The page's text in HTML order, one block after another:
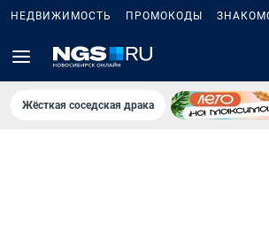
НЕДВИЖИМОСТЬ ПРОМОКОДЫ
Жёсткая соседская драка